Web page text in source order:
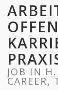
JOB IN
CAREER,